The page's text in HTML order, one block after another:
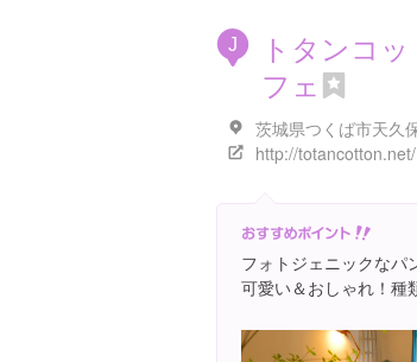
J
トタンコ
フェ
http://totancotton.net/
フォトジェニックなパ
可愛い＆おしゃれ！種